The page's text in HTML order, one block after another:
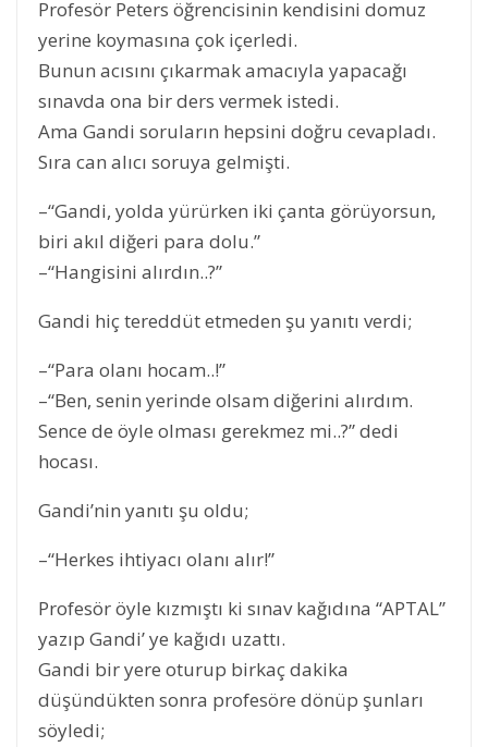
Profesör Peters öğrencisinin kendisini domuz
yerine koymasına çok içerledi.
Bunun acısını çıkarmak amacıyla yapacağı
sınavda ona bir ders vermek istedi.
Ama Gandi soruların hepsini doğru cevapladı.
Sıra can alıcı soruya gelmişti.
–“Gandi, yolda yürürken iki çanta görüyorsun,
biri akıl diğeri para dolu.”
–“Hangisini alırdın..?”
Gandi hiç tereddüt etmeden şu yanıtı verdi;
–“Para olanı hocam..!”
–“Ben, senin yerinde olsam diğerini alırdım.
Sence de öyle olması gerekmez mi..?” dedi
hocası.
Gandi’nin yanıtı şu oldu;
–“Herkes ihtiyacı olanı alır!”
Profesör öyle kızmıştı ki sınav kağıdına “APTAL”
yazıp Gandi’ ye kağıdı uzattı.
Gandi bir yere oturup birkaç dakika
düşündükten sonra profesöre dönüp şunları
söyledi;